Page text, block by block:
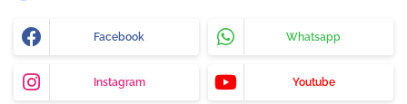
Facebook Whatsapp
Instagram Youtube